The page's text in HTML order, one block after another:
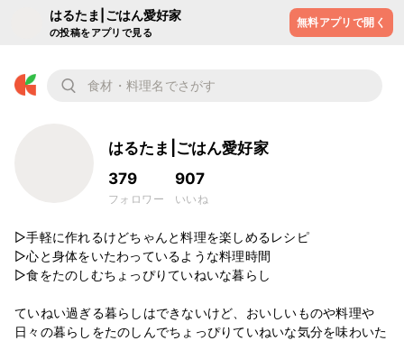
はるたま|ごはん愛好家
の投稿をアプリで見る
無料アプリで開く
はるたま|ごはん愛好家
379
フォロワー
907
いいね
▷手軽に作れるけどちゃんと料理を楽しめるレシピ
▷心と身体をいたわっているような料理時間
▷食をたのしむちょっぴりていねいな暮らし
ていねい過ぎる暮らしはできないけど、おいしいものや料理や
日々の暮らしをたのしんでちょっぴりていねいな気分を味わいた